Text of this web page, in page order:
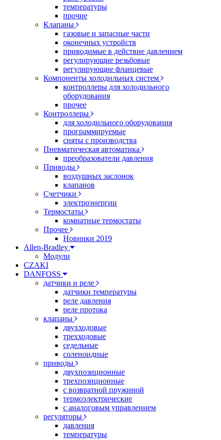
температуры
прочие
Клапаны
газовые и запасные части
оконечных устройств
приводимые в действие давлением
регулирующие резьбовые
регулирующие фланцевые
Компоненты холодильных систем
контроллеры для холодильного
оборудования
прочее
Контроллеры
для холодильного оборудования
программируемые
сняты с производства
Пневматическая автоматика
преобразователи давления
Приводы
воздушных заслонок
клапанов
Счетчики
электроэнергии
Термостаты
комнатные термостаты
Прочее
Новинки 2019
Allen-Bradley
Модули
CZAKI
DANFOSS
датчики и реле
датчики температуры
реле давления
реле протока
клапаны
двухходовые
трехходовые
седельные
соленоидные
приводы
двухпозиционные
трехпозиционные
с возвратной пружиной
термоэлектрические
с аналоговым управлением
регуляторы
давления
температуры